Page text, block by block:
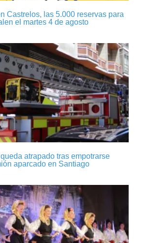
Castrelos, las 5.000 reservas para
el martes 4 de agosto
atrapado tras empotrarse
aparcado en Santiago